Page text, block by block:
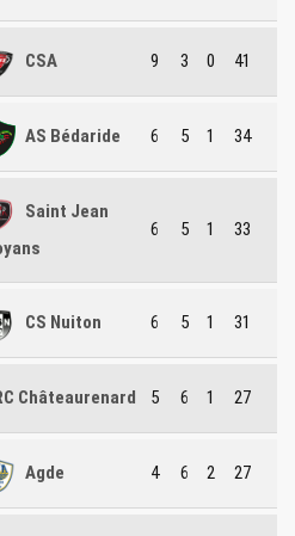
CSA 9 3 0 41
AS Bédaride 6 5 1 34
Saint Jean
6 5 1 33
CS Nuiton 6 5 1 31
Châteaurenard 5 6 1 27
Agde 4 6 2 27